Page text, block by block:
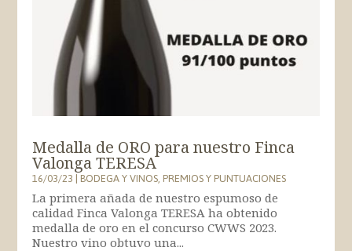
Medalla de ORO para nuestro Finca
Valonga TERESA
16/03/23|BODEGA Y VINOS,PREMIOS Y PUNTUACIONES
La primera añada de nuestro espumoso de
calidad Finca Valonga TERESA ha obtenido
medalla de oro en el concurso CWWS 2023.
Nuestro vino obtuvo una...